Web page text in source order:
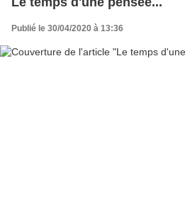
Publié le 30/04/2020 à 13:36